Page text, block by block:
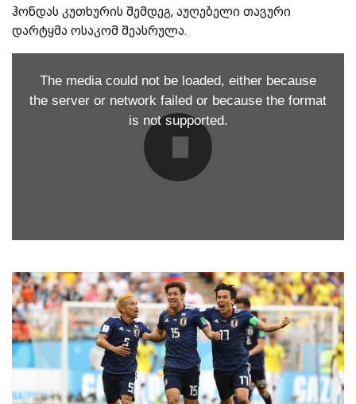
ჰონდას კუთხურის შემდეგ, აუღებელი თავური
დარტყმა ოსაკომ შეასრულა.
The media could not be loaded, either because
the server or network failed or because the format
is not supported.